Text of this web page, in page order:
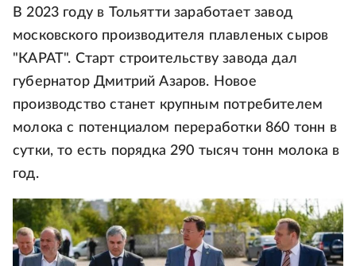
В 2023 году в Тольятти заработает завод
московского производителя плавленых сыров
"КАРАТ". Старт строительству завода дал
губернатор Дмитрий Азаров. Новое
производство станет крупным потребителем
молока с потенциалом переработки 860 тонн в
сутки, то есть порядка 290 тысяч тонн молока в
год.